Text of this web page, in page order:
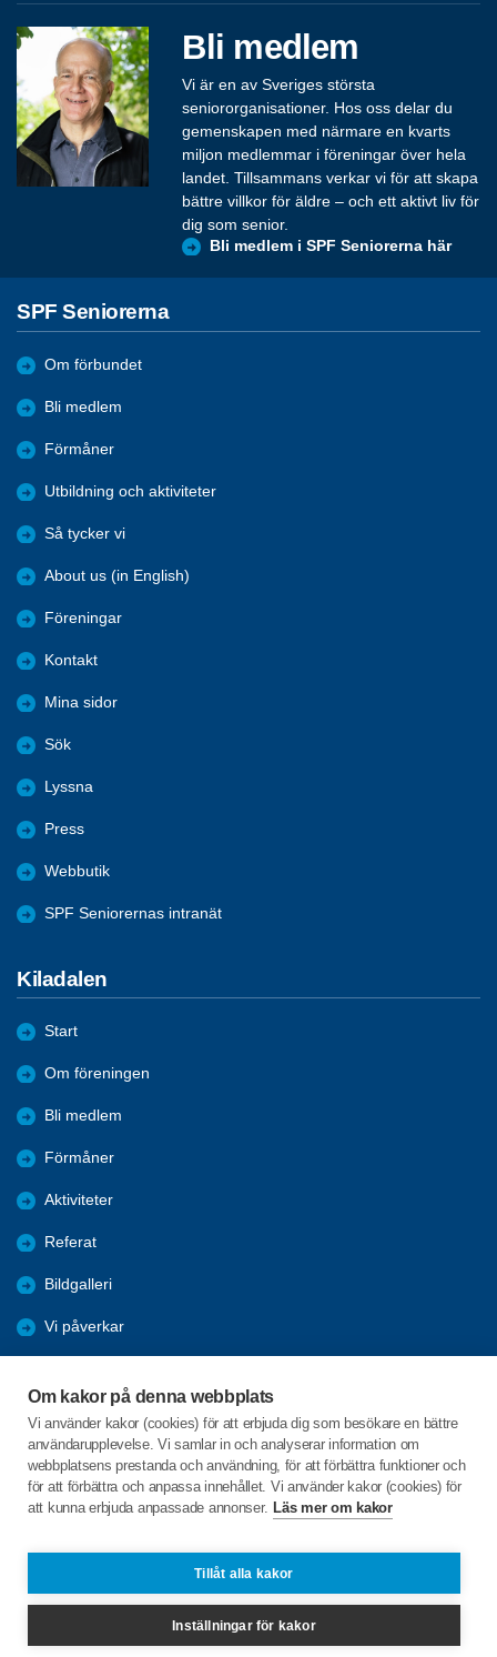
Om kakor på denna webbplats
Vi använder kakor (cookies) för att erbjuda dig som besökare en bättre
användarupplevelse. Vi samlar in och analyserar information om
webbplatsens prestanda och användning, för att förbättra funktioner och
för att förbättra och anpassa innehållet. Vi använder kakor (cookies) för
att kunna erbjuda anpassade annonser. Läs mer om kakor
Tillåt alla kakor
Inställningar för kakor
Bli medlem
Vi är en av Sveriges största
seniororganisationer. Hos oss delar du
gemenskapen med närmare en kvarts
miljon medlemmar i föreningar över hela
landet. Tillsammans verkar vi för att skapa
bättre villkor för äldre – och ett aktivt liv för
dig som senior.
Bli medlem i SPF Seniorerna här
SPF Seniorerna
Om förbundet
Bli medlem
Förmåner
Utbildning och aktiviteter
Så tycker vi
About us (in English)
Föreningar
Kontakt
Mina sidor
Sök
Lyssna
Press
Webbutik
SPF Seniorernas intranät
Kiladalen
Start
Om föreningen
Bli medlem
Förmåner
Aktiviteter
Referat
Bildgalleri
Vi påverkar
Resor
C/o:Inger Frisk
kiladalen@spfseniorerna.se